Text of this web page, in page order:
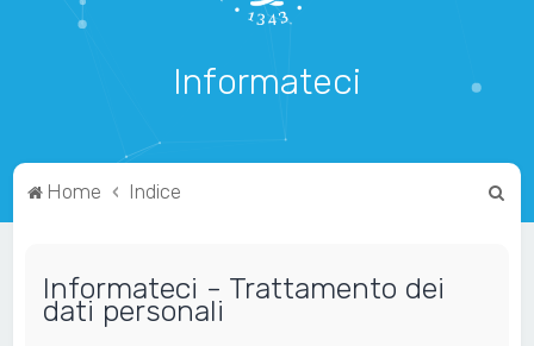
Informateci
Home Indice
Informateci - Trattamento dei
dati personali